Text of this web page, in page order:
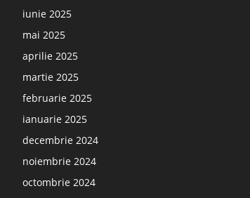
iunie 2025
mai 2025
aprilie 2025
martie 2025
februarie 2025
ianuarie 2025
decembrie 2024
noiembrie 2024
octombrie 2024